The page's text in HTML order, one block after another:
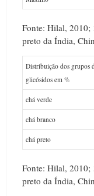
Fonte: Hilal, 2010;
preto da Índia,
Distribuição dos grupos
glicósidos em %
chá verde
chá branco
chá preto
Fonte: Hilal, 2010;
preto da Índia,